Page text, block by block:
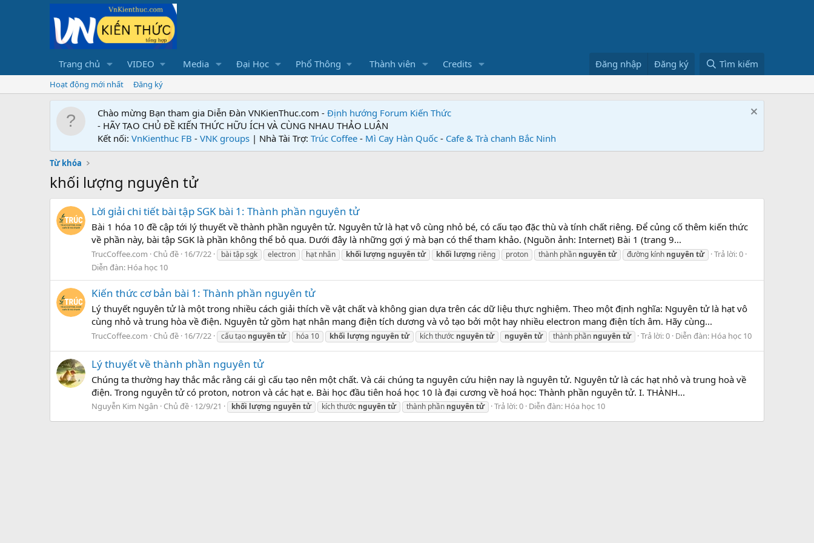
Trang chủ VIDEO Media Đại Học Phổ Thông Thành viên Credits Đăng nhập Đăng ký Tìm kiếm
Hoạt động mới nhất Đăng ký
Chào mừng Bạn tham gia Diễn Đàn VNKienThuc.com - Định hướng Forum Kiến Thức
- HÃY TẠO CHỦ ĐỀ KIẾN THỨC HỮU ÍCH VÀ CÙNG NHAU THẢO LUẬN
Kết nối: VnKienthuc FB - VNK groups | Nhà Tài Trợ: Trúc Coffee - Mì Cay Hàn Quốc - Cafe & Trà chanh Bắc Ninh
Từ khóa
khối lượng nguyên tử
Lời giải chi tiết bài tập SGK bài 1: Thành phần nguyên tử
Bài 1 hóa 10 đề cập tới lý thuyết về thành phần nguyên tử. Nguyên tử là hạt vô cùng nhỏ bé, có cấu tạo đặc thù và tính chất riêng. Để củng cố thêm kiến thức
về phần này, bài tập SGK là phần không thể bỏ qua. Dưới đây là những gợi ý mà bạn có thể tham khảo. (Nguồn ảnh: Internet) Bài 1 (trang 9...
TrucCoffee.com Chủ đề 16/7/22 bài tập sgk electron hạt nhân khối lượng nguyên tử khối lượng riêng proton thành phần nguyên tử đường kính nguyên tử
Trả lời: 0
Diễn đàn: Hóa học 10
Kiến thức cơ bản bài 1: Thành phần nguyên tử
Lý thuyết nguyên tử là một trong nhiều cách giải thích về vật chất và không gian dựa trên các dữ liệu thực nghiệm. Theo một định nghĩa: Nguyên tử là hạt vô
cùng nhỏ và trung hòa về điện. Nguyên tử gồm hạt nhân mang điện tích dương và vỏ tạo bởi một hay nhiều electron mang điện tích âm. Hãy cùng...
TrucCoffee.com Chủ đề 16/7/22 cấu tạo nguyên tử hóa 10 khối lượng nguyên tử kích thước nguyên tử nguyên tử thành phần nguyên tử Trả lời: 0 Diễn đàn: Hóa học 10
Lý thuyết về thành phần nguyên tử
Chúng ta thường hay thắc mắc rằng cái gì cấu tạo nên một chất. Và cái chúng ta nguyên cứu hiện nay là nguyên tử. Nguyên tử là các hạt nhỏ và trung hoà về
điện. Trong nguyên tử có proton, notron và các hạt e. Bài học đầu tiên hoá học 10 là đại cương về hoá học: Thành phần nguyên tử. I. THÀNH...
Nguyễn Kim Ngân Chủ đề 12/9/21 khối lượng nguyên tử kích thước nguyên tử thành phần nguyên tử Trả lời: 0 Diễn đàn: Hóa học 10